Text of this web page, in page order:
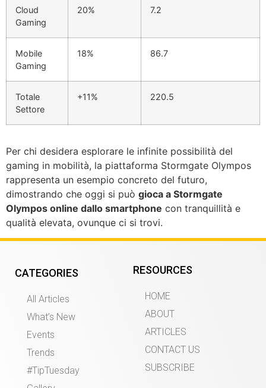
Cloud
Gaming
20% 7.2
Mobile
Gaming
18% 86.7
Totale
Settore
+11% 220.5
Per chi desidera esplorare le infinite possibilità del
gaming in mobilità, la piattaforma Stormgate Olympos
rappresenta un esempio concreto del futuro,
dimostrando che oggi si può gioca a Stormgate
Olympos online dallo smartphone con tranquillità e
qualità elevata, ovunque ci si trovi.
CATEGORIES
All Articles
What’s New
Events
Trends
#TipTuesday
RESOURCES
HOME
ABOUT
ARTICLES
CONTACT US
SUBSCRIBE